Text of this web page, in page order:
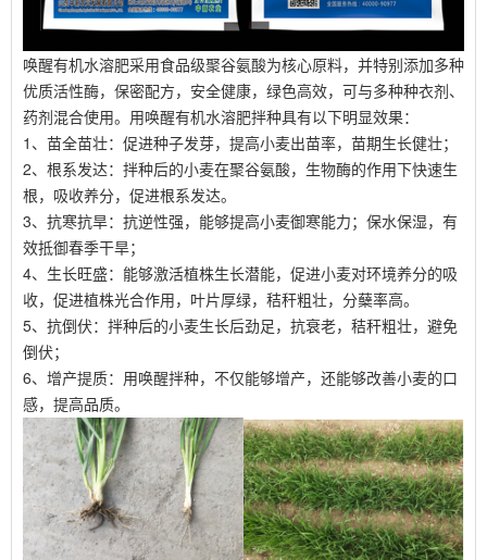
唤醒有机水溶肥采用食品级聚谷氨酸为核心原料，并特别添加多种
优质活性酶，保密配方，安全健康，绿色高效，可与多种种衣剂、
药剂混合使用。用唤醒有机水溶肥拌种具有以下明显效果：
1、苗全苗壮：促进种子发芽，提高小麦出苗率，苗期生长健壮；
2、根系发达：拌种后的小麦在聚谷氨酸，生物酶的作用下快速生
根，吸收养分，促进根系发达。
3、抗寒抗旱：抗逆性强，能够提高小麦御寒能力；保水保湿，有
效抵御春季干旱；
4、生长旺盛：能够激活植株生长潜能，促进小麦对环境养分的吸
收，促进植株光合作用，叶片厚绿，秸秆粗壮，分蘖率高。
5、抗倒伏：拌种后的小麦生长后劲足，抗衰老，秸秆粗壮，避免
倒伏；
6、增产提质：用唤醒拌种，不仅能够增产，还能够改善小麦的口
感，提高品质。